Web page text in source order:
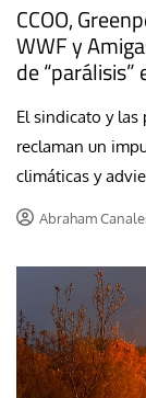
CCOO,
WWF y
de
El sindicato y
reclaman un
climáticas y
Abraham